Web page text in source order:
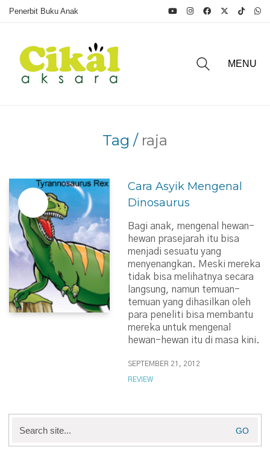
Penerbit Buku Anak
MENU
Tag / raja
Cara Asyik Mengenal
Dinosaurus
Bagi anak, mengenal hewan-
hewan prasejarah itu bisa
menjadi sesuatu yang
menyenangkan. Meski mereka
tidak bisa melihatnya secara
langsung, namun temuan-
temuan yang dihasilkan oleh
para peneliti bisa membantu
mereka untuk mengenal
hewan-hewan itu di masa kini.
SEPTEMBER 21, 2012
REVIEW
for: